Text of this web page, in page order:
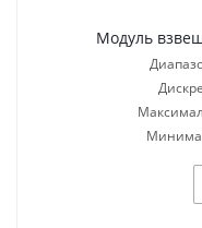
Модуль